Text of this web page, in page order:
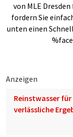
von MLE
fordern Sie
unten einen
Anzeigen
Reinstwasser
verlässliche